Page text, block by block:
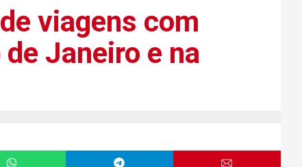
viagens com
Janeiro e na